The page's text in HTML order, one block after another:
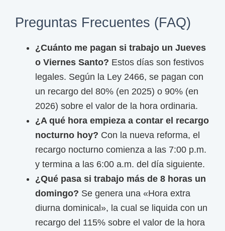
Preguntas Frecuentes (FAQ)
¿Cuánto me pagan si trabajo un Jueves
o Viernes Santo? Estos días son festivos
legales. Según la Ley 2466, se pagan con
un recargo del 80% (en 2025) o 90% (en
2026) sobre el valor de la hora ordinaria.
¿A qué hora empieza a contar el recargo
nocturno hoy? Con la nueva reforma, el
recargo nocturno comienza a las 7:00 p.m.
y termina a las 6:00 a.m. del día siguiente.
¿Qué pasa si trabajo más de 8 horas un
domingo? Se genera una «Hora extra
diurna dominical», la cual se liquida con un
recargo del 115% sobre el valor de la hora